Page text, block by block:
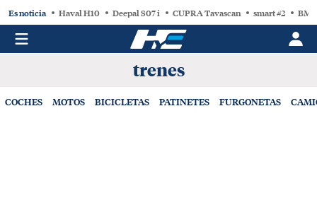
Es noticia Haval H10 Deepal S07 i CUPRA Tavascan smart #2
trenes
COCHES MOTOS BICICLETAS PATINETES FURGONETAS